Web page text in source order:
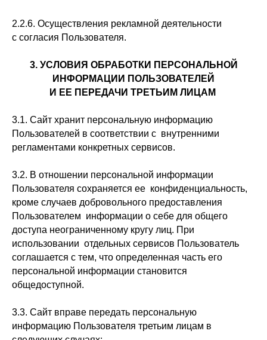
2.2.6. Осуществления рекламной деятельности
с согласия Пользователя.
3. УСЛОВИЯ ОБРАБОТКИ ПЕРСОНАЛЬНОЙ
ИНФОРМАЦИИ ПОЛЬЗОВАТЕЛЕЙ
И ЕЕ ПЕРЕДАЧИ ТРЕТЬИМ ЛИЦАМ
3.1. Сайт хранит персональную информацию
Пользователей в соответствии с внутренними
регламентами конкретных сервисов.
3.2. В отношении персональной информации
Пользователя сохраняется ее конфиденциальность,
кроме случаев добровольного предоставления
Пользователем информации о себе для общего
доступа неограниченному кругу лиц. При
использовании отдельных сервисов Пользователь
соглашается с тем, что определенная часть его
персональной информации становится
общедоступной.
3.3. Сайт вправе передать персональную
информацию Пользователя третьим лицам в